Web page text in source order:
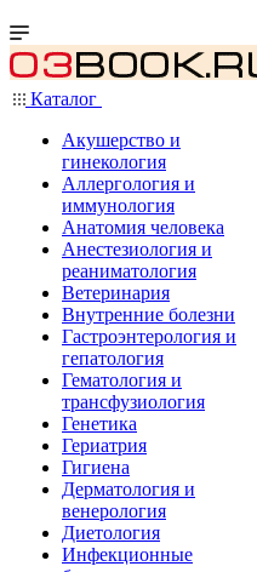
Каталог
Акушерство и
гинекология
Аллергология и
иммунология
Анатомия человека
Анестезиология и
реаниматология
Ветеринария
Внутренние болезни
Гастроэнтерология и
гепатология
Гематология и
трансфузиология
Генетика
Гериатрия
Гигиена
Дерматология и
венерология
Диетология
Инфекционные